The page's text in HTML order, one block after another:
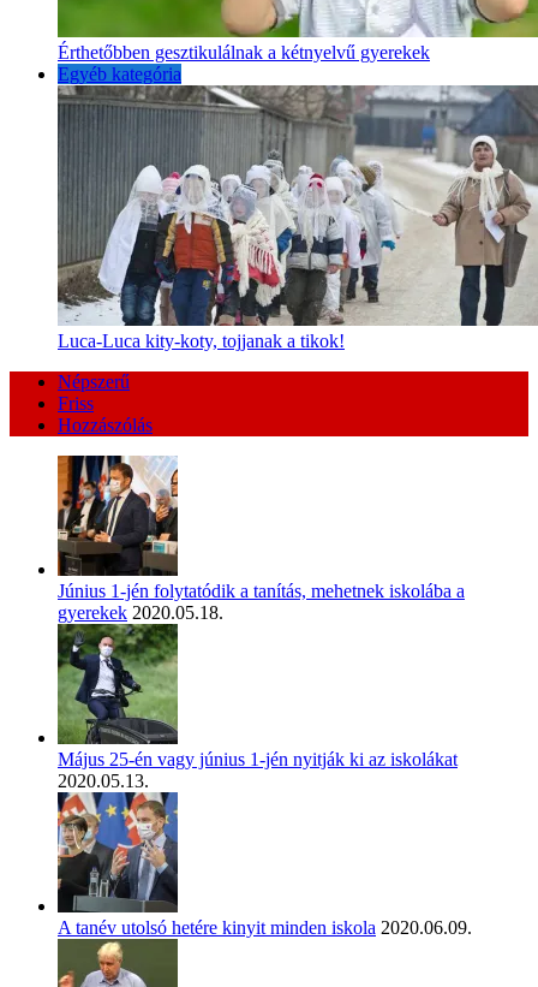
Érthetőbben gesztikulálnak a kétnyelvű gyerekek
Egyéb kategória
Luca-Luca kity-koty, tojjanak a tikok!
Népszerű
Friss
Hozzászólás
Június 1-jén folytatódik a tanítás, mehetnek iskolába a
gyerekek 2020.05.18.
Május 25-én vagy június 1-jén nyitják ki az iskolákat
2020.05.13.
A tanév utolsó hetére kinyit minden iskola 2020.06.09.